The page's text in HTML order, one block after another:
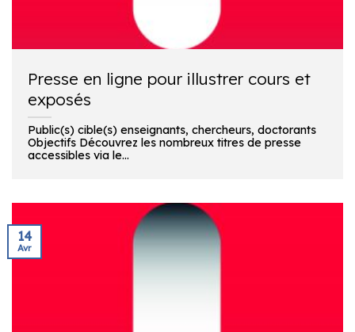
Presse en ligne pour illustrer cours et
exposés
Public(s) cible(s) enseignants, chercheurs, doctorants
Objectifs Découvrez les nombreux titres de presse
accessibles via le...
14
Avr